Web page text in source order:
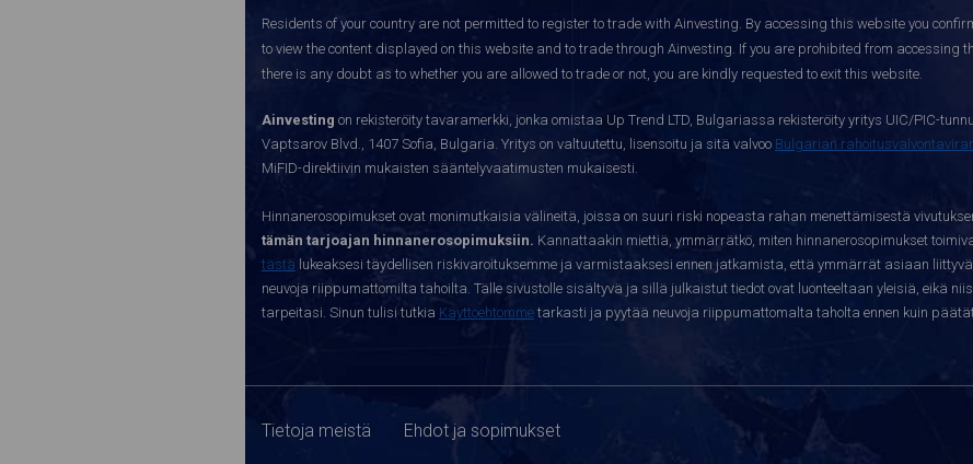
Residents of your country are not permitted to register to trade with Ainvesting. By accessing this website you
to view the content displayed on this website and to trade through Ainvesting. If you are prohibited from
there is any doubt as to whether you are allowed to trade or not, you are kindly requested to exit this website.
Ainvesting on rekisteröity tavaramerkki, jonka omistaa Up Trend LTD, Bulgariassa rekisteröity yritys UIC/PIC-
Vaptsarov Blvd., 1407 Sofia, Bulgaria. Yritys on valtuutettu, lisensoitu ja sitä valvoo Bulgarian
MiFID-direktiivin mukaisten sääntelyvaatimusten mukaisesti.
Hinnanerosopimukset ovat monimutkaisia välineitä, joissa on suuri riski nopeasta rahan menettämisestä
tämän tarjoajan hinnanerosopimuksiin. Kannattaakin miettiä, ymmärrätkö, miten hinnanerosopimukset
tästä lukeaksesi täydellisen riskivaroituksemme ja varmistaaksesi ennen jatkamista, että ymmärrät asiaan
neuvoja riippumattomilta tahoilta. Tälle sivustolle sisältyvä ja sillä julkaistut tiedot ovat luonteeltaan yleisiä, eikä
tarpeitasi. Sinun tulisi tutkia Käyttöehtomme tarkasti ja pyytää neuvoja riippumattomalta taholta ennen kuin
Tietoja meistä Ehdot ja sopimukset